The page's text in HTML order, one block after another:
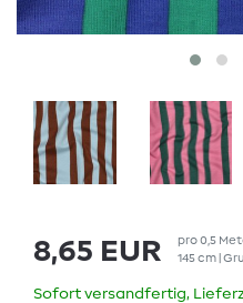
8,65 EUR pro0,5
145 cm |
Sofort versandfertig,